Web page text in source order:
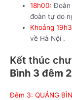
18h00: Đoàn
đoàn tự do
Khoảng
về Hà Nội .
Kết thúc
Bình 3 đêm
Đêm 3: QUẢNG